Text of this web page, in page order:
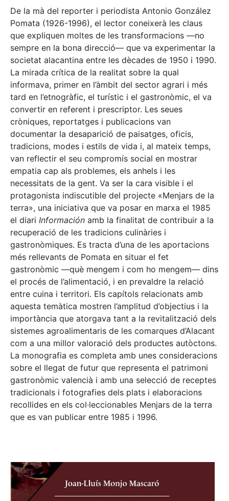
De la mà del reporter i periodista Antonio González
Pomata (1926-1996), el lector coneixerà les claus
que expliquen moltes de les transformacions —no
sempre en la bona direcció— que va experimentar la
societat alacantina entre les dècades de 1950 i 1990.
La mirada crítica de la realitat sobre la qual
informava, primer en l’àmbit del sector agrari i més
tard en l’etnogràfic, el turístic i el gastronòmic, el va
convertir en referent i prescriptor. Les seues
cròniques, reportatges i publicacions van
documentar la desaparició de paisatges, oficis,
tradicions, modes i estils de vida i, al mateix temps,
van reflectir el seu compromís social en mostrar
empatia cap als problemes, els anhels i les
necessitats de la gent. Va ser la cara visible i el
protagonista indiscutible del projecte «Menjars de la
terra», una iniciativa que va posar en marxa el 1985
el diari Información amb la finalitat de contribuir a la
recuperació de les tradicions culinàries i
gastronòmiques. Es tracta d’una de les aportacions
més rellevants de Pomata en situar el fet
gastronòmic —què mengem i com ho mengem— dins
el procés de l’alimentació, i en prevaldre la relació
entre cuina i territori. Els capítols relacionats amb
aquesta temàtica mostren l’amplitud d’objectius i la
importància que atorgava tant a la revitalització dels
sistemes agroalimentaris de les comarques d’Alacant
com a una millor valoració dels productes autòctons.
La monografia es completa amb unes consideracions
sobre el llegat de futur que representa el patrimoni
gastronòmic valencià i amb una selecció de receptes
tradicionals i fotografies dels plats i elaboracions
recollides en els col·leccionables Menjars de la terra
que es van publicar entre 1985 i 1996.